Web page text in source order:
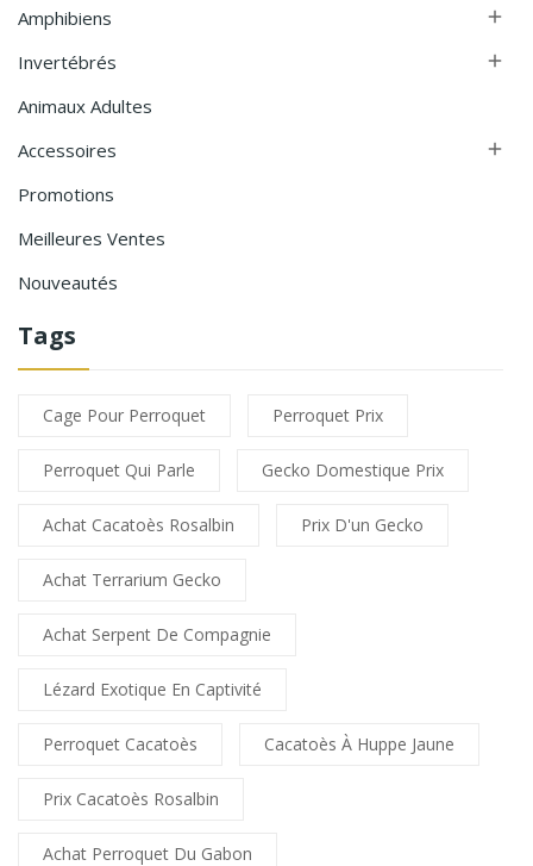
Amphibiens 
Invertébrés 
Animaux Adultes
Accessoires

Promotions
Meilleures Ventes
Nouveautés
Tags
Cage Pour Perroquet Perroquet Prix
Perroquet Qui Parle Gecko Domestique Prix
Achat Cacatoès Rosalbin Prix D'un Gecko
Achat Terrarium Gecko
Achat Serpent De Compagnie
Lézard Exotique En Captivité
Perroquet Cacatoès Cacatoès À Huppe Jaune
Prix Cacatoès Rosalbin
Achat Perroquet Du Gabon